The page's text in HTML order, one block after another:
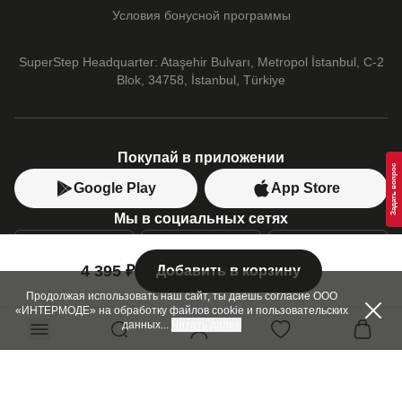
Продолжая использовать наш сайт, ты даешь согласие ООО
«ИНТЕРМОДЕ» на обработку файлов cookie и пользовательских
данных...
4 395 ₽ Добавить в корзину
Условия бонусной программы
SuperStep Headquarter: Ataşehir Bulvarı, Metropol İstanbul, C-2
Blok, 34758, İstanbul, Türkiye
Покупай в приложении
Google Play
App Store
Мы в социальных сетях
Позвони нам
+7 (499) 350-55-33
C 10:00 до 19:00
SuperStep-бот